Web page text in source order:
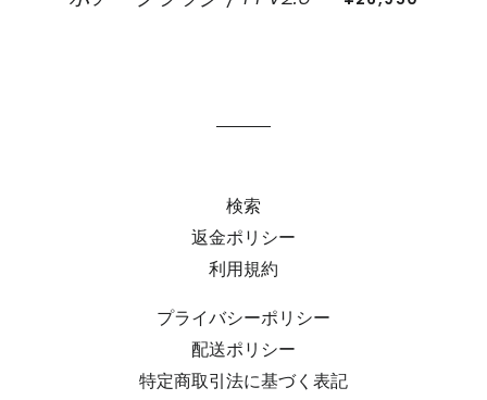
検索
返金ポリシー
利用規約
プライバシーポリシー
配送ポリシー
特定商取引法に基づく表記